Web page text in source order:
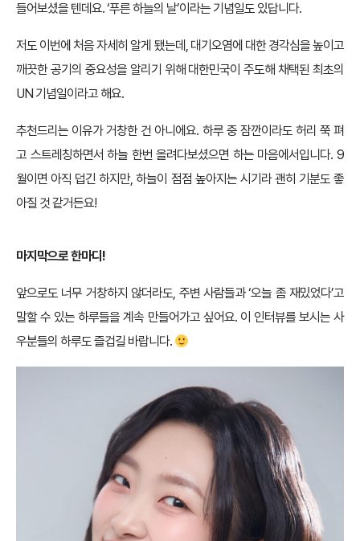
들어보셨을 텐데요. ‘푸른 하늘의 날’이라는 기념일도 있답니다.
저도 이번에 처음 자세히 알게 됐는데, 대기오염에 대한 경각심을 높이고
깨끗한 공기의 중요성을 알리기 위해 대한민국이 주도해 채택된 최초의
UN 기념일이라고 해요.
추천드리는 이유가 거창한 건 아니에요. 하루 중 잠깐이라도 허리 쭉 펴
고 스트레칭하면서 하늘 한번 올려다보셨으면 하는 마음에서입니다. 9
월이면 아직 덥긴 하지만, 하늘이 점점 높아지는 시기라 괜히 기분도 좋
아질 것 같거든요!
마지막으로 한마디!
앞으로도 너무 거창하지 않더라도, 주변 사람들과 ‘오늘 좀 재밌었다’고
말할 수 있는 하루들을 계속 만들어가고 싶어요. 이 인터뷰를 보시는 사
우분들의 하루도 즐겁길 바랍니다.